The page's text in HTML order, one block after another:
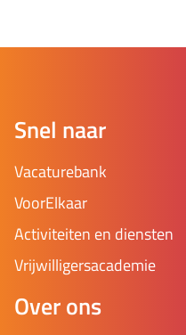
Snel naar
Vacaturebank
VoorElkaar
Activiteiten en diensten
Vrijwilligersacademie
Over ons